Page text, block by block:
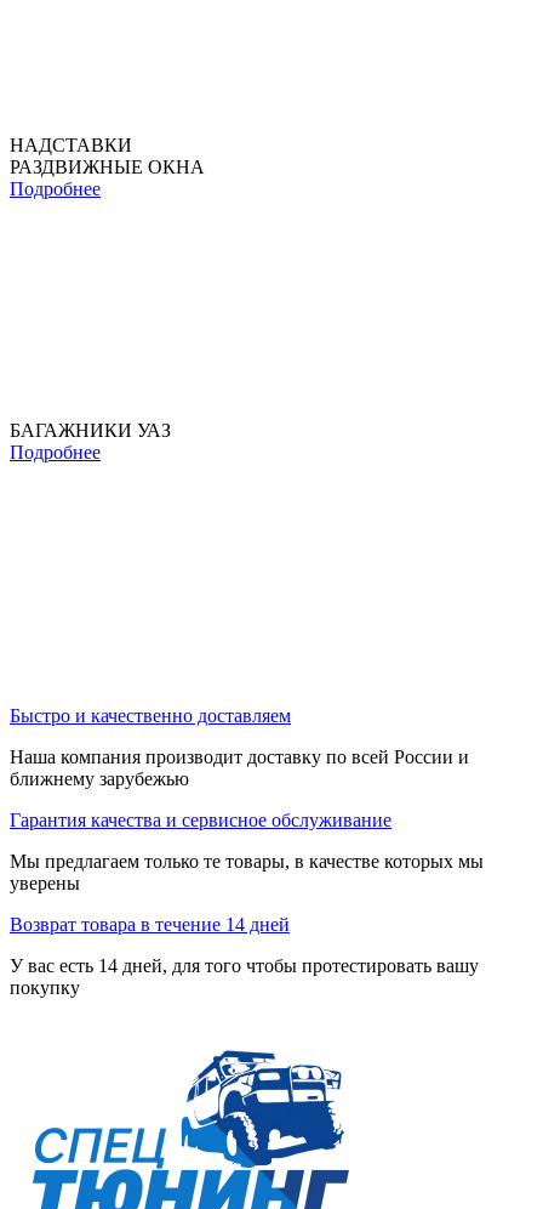
НАДСТАВКИ
РАЗДВИЖНЫЕ ОКНА
Подробнее
БАГАЖНИКИ УАЗ
Подробнее
Быстро и качественно доставляем
Наша компания производит доставку по всей России и
ближнему зарубежью
Гарантия качества и сервисное обслуживание
Мы предлагаем только те товары, в качестве которых мы
уверены
Возврат товара в течение 14 дней
У вас есть 14 дней, для того чтобы протестировать вашу
покупку